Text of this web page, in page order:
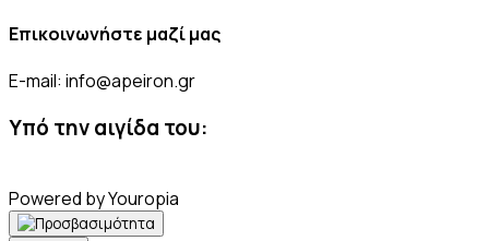
Επικοινωνήστε μαζί μας
E-mail: info@apeiron.gr
Υπό την αιγίδα του:
Powered by Youropia